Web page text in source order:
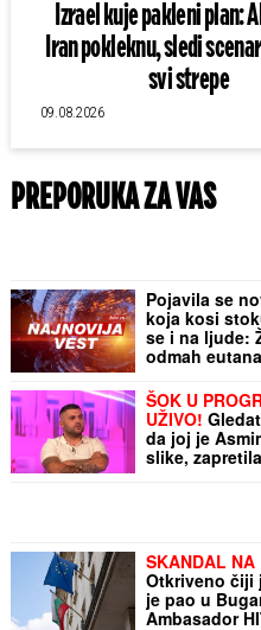
Izrael kuje pakleni plan:
Iran pokleknu, sledi
svi strepe
09.08.2026
PREPORUKA ZA VAS
Pojavila se
koja kosi
se i na ljude:
odmah
ŠOK U
UŽIVO!
da joj je
slike,
SKANDAL
Otkriveno čiji
je pao u
Ambasador